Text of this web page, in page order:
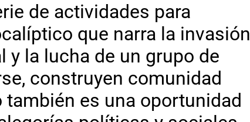
de actividades para
que narra la invasión
y la lucha de un grupo de
construyen comunidad
es una oportunidad